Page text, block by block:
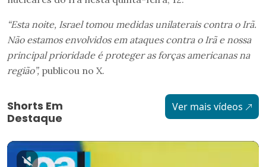
“Esta noite, Israel tomou medidas unilaterais contra o Irã.
Não estamos envolvidos em ataques contra o Irã e nossa
principal prioridade é proteger as forças americanas na
região”, publicou no X.
Shorts Em
Destaque
Ver mais vídeos